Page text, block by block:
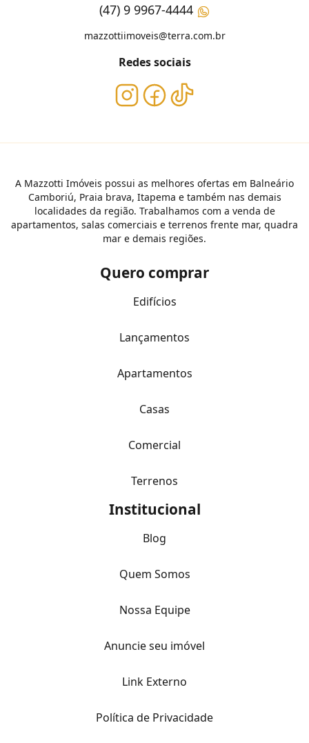
(47) 9 9967-4444
mazzottiimoveis@terra.com.br
Redes sociais
A Mazzotti Imóveis possui as melhores ofertas em Balneário
Camboriú, Praia brava, Itapema e também nas demais
localidades da região. Trabalhamos com a venda de
apartamentos, salas comerciais e terrenos frente mar, quadra
mar e demais regiões.
Quero comprar
Edifícios
Lançamentos
Apartamentos
Casas
Comercial
Terrenos
Institucional
Blog
Quem Somos
Nossa Equipe
Anuncie seu imóvel
Link Externo
Política de Privacidade